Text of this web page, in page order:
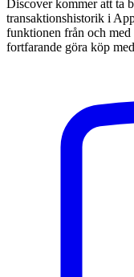
Discover kommer att ta
transaktionshistorik i
funktionen från och
fortfarande göra köp